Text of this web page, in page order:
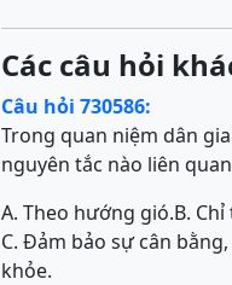
Các câu hỏi
Câu hỏi 730586:
Trong quan niệm dân
nguyên tắc nào liên
A. Theo hướng gió.B.
C. Đảm bảo sự cân
khỏe.